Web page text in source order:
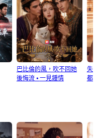
巴比倫的風，吹不回她
後悔流⦁ 一見鍾情
失
都